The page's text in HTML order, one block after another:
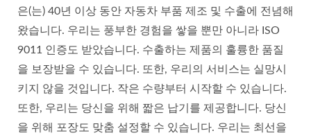
은(는) 40년 이상 동안 자동차 부품 제조 및 수출에 전념해
왔습니다. 우리는 풍부한 경험을 쌓을 뿐만 아니라 ISO
9011 인증도 받았습니다. 수출하는 제품의 훌륭한 품질
을 보장받을 수 있습니다. 또한, 우리의 서비스는 실망시
키지 않을 것입니다. 작은 수량부터 시작할 수 있습니다.
또한, 우리는 당신을 위해 짧은 납기를 제공합니다. 당신
을 위해 포장도 맞춤 설정할 수 있습니다. 우리는 최선을